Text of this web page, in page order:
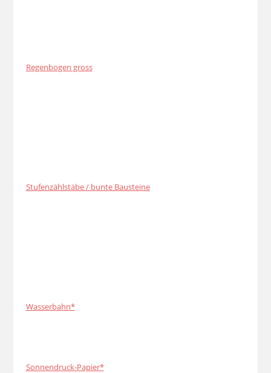
Regenbogen gross
Stufenzählstäbe / bunte Bausteine
Wasserbahn*
Sonnendruck-Papier*